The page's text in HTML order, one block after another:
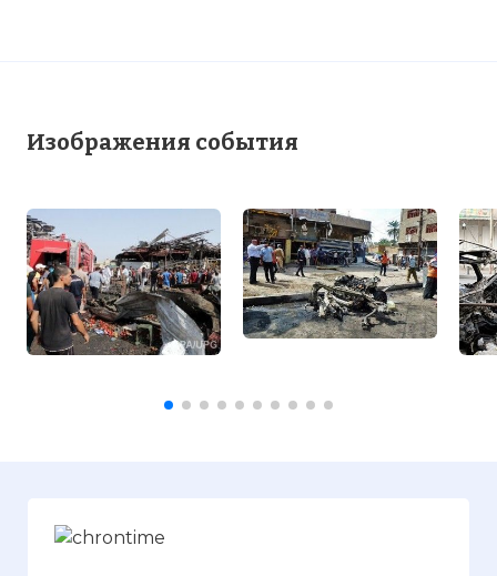
Изображения события
Вернуться в статью: В Багдаде прогремело 13